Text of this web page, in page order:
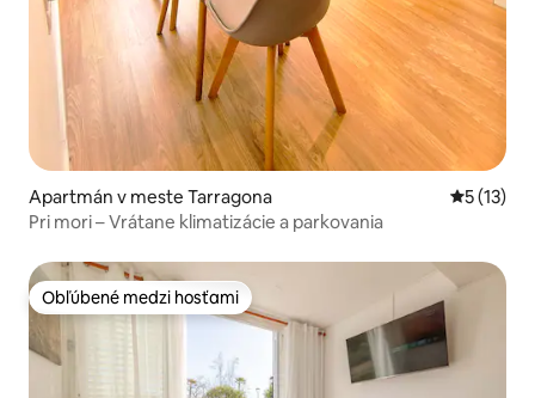
Apartmán v meste Tarragona
5 (13)
Pri mori – Vrátane klimatizácie a parkovania
Obľúbené medzi hosťami
Obľúbené medzi hosťami